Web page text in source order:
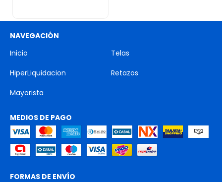
NAVEGACIÓN
Inicio
Telas
HiperLiquidacion
Retazos
Mayorista
MEDIOS DE PAGO
FORMAS DE ENVÍO